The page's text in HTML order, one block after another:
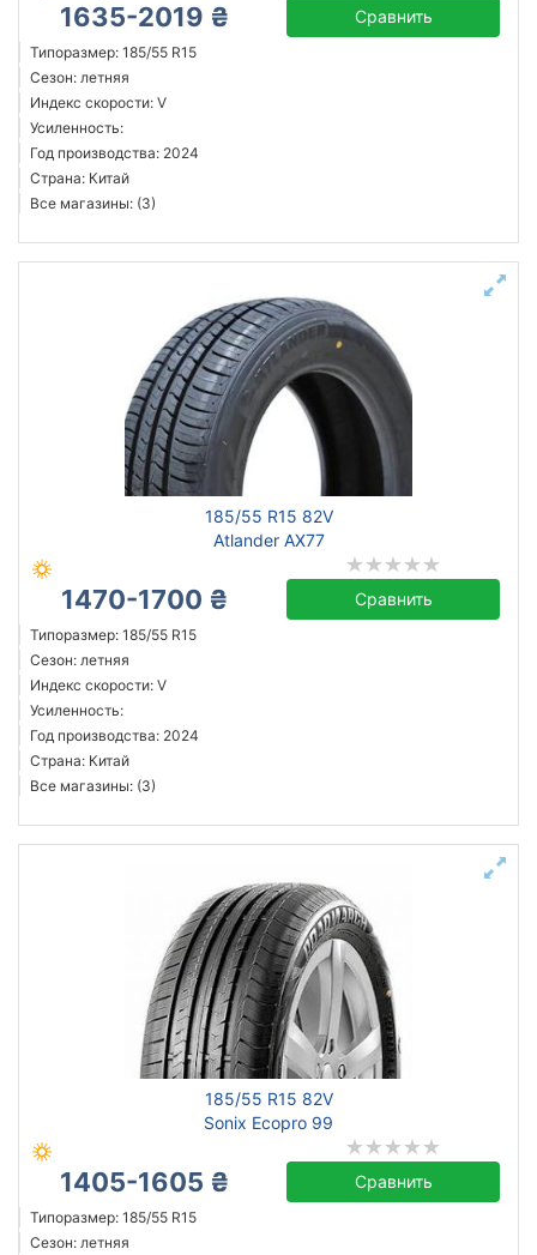
1635-2019 ₴ Сравнить
Типоразмер: 185/55 R15
Сезон: летняя
Индекс скорости: V
Усиленность:
Год производства: 2024
Страна: Китай
Все магазины: (3)
185/55 R15 82V
Atlander AX77
1470-1700 ₴ Сравнить
Типоразмер: 185/55 R15
Сезон: летняя
Индекс скорости: V
Усиленность:
Год производства: 2024
Страна: Китай
Все магазины: (3)
185/55 R15 82V
Sonix Ecopro 99
1405-1605 ₴ Сравнить
Типоразмер: 185/55 R15
Сезон: летняя